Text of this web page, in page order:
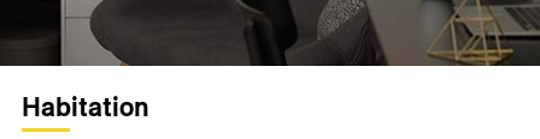
Habitation